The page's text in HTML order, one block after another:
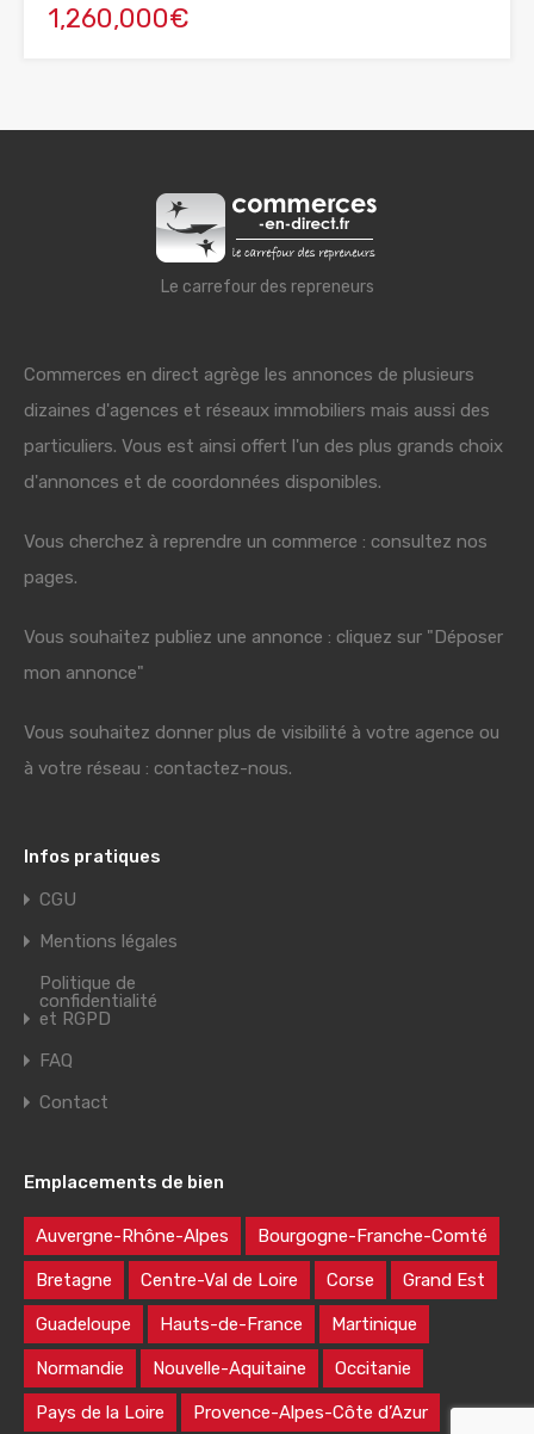
1,260,000€
Le carrefour des repreneurs
Commerces en direct agrège les annonces de plusieurs
dizaines d'agences et réseaux immobiliers mais aussi des
particuliers. Vous est ainsi offert l'un des plus grands choix
d'annonces et de coordonnées disponibles.
Vous cherchez à reprendre un commerce : consultez nos
pages.
Vous souhaitez publiez une annonce : cliquez sur "Déposer
mon annonce"
Vous souhaitez donner plus de visibilité à votre agence ou
à votre réseau : contactez-nous.
Infos pratiques
CGU
Mentions légales
Politique de
confidentialité
et RGPD
FAQ
Contact
Emplacements de bien
Auvergne-Rhône-Alpes Bourgogne-Franche-Comté
Bretagne Centre-Val de Loire Corse Grand Est
Guadeloupe Hauts-de-France Martinique
Normandie Nouvelle-Aquitaine Occitanie
Pays de la Loire Provence-Alpes-Côte d’Azur